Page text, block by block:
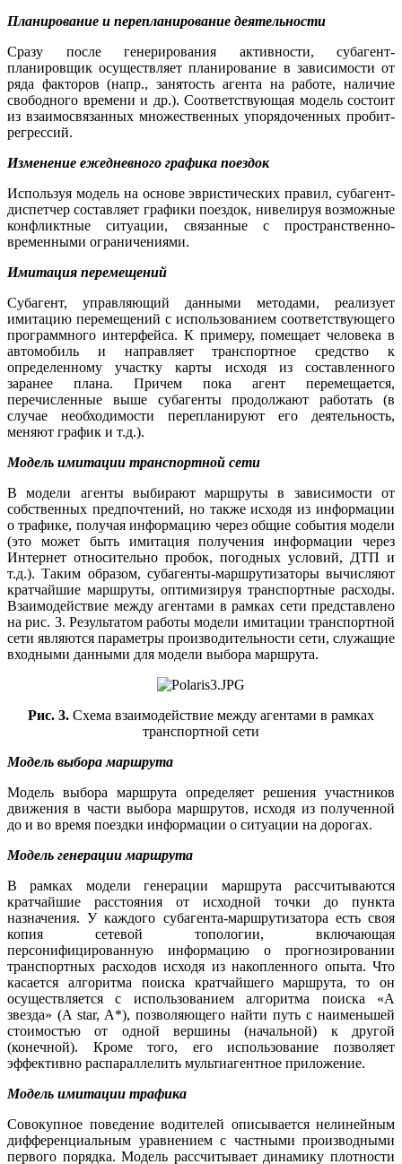
Планирование и перепланирование деятельности
Сразу после генерирования активности, субагент-
планировщик осуществляет планирование в зависимости от
ряда факторов (напр., занятость агента на работе, наличие
свободного времени и др.). Соответствующая модель состоит
из взаимосвязанных множественных упорядоченных пробит-
регрессий.
Изменение ежедневного графика поездок
Используя модель на основе эвристических правил, субагент-
диспетчер составляет графики поездок, нивелируя возможные
конфликтные ситуации, связанные с пространственно-
временными ограничениями.
Имитация перемещений
Субагент, управляющий данными методами, реализует
имитацию перемещений с использованием соответствующего
программного интерфейса. К примеру, помещает человека в
автомобиль и направляет транспортное средство к
определенному участку карты исходя из составленного
заранее плана. Причем пока агент перемещается,
перечисленные выше субагенты продолжают работать (в
случае необходимости перепланируют его деятельность,
меняют график и т.д.).
Модель имитации транспортной сети
В модели агенты выбирают маршруты в зависимости от
собственных предпочтений, но также исходя из информации
о трафике, получая информацию через общие события модели
(это может быть имитация получения информации через
Интернет относительно пробок, погодных условий, ДТП и
т.д.). Таким образом, субагенты-маршрутизаторы вычисляют
кратчайшие маршруты, оптимизируя транспортные расходы.
Взаимодействие между агентами в рамках сети представлено
на рис. 3. Результатом работы модели имитации транспортной
сети являются параметры производительности сети, служащие
входными данными для модели выбора маршрута.
Рис. 3. Схема взаимодействие между агентами в рамках
транспортной сети
Модель выбора маршрута
Модель выбора маршрута определяет решения участников
движения в части выбора маршрутов, исходя из полученной
до и во время поездки информации о ситуации на дорогах.
Модель генерации маршрута
В рамках модели генерации маршрута рассчитываются
кратчайшие расстояния от исходной точки до пункта
назначения. У каждого субагента-маршрутизатора есть своя
копия сетевой топологии, включающая
персонифицированную информацию о прогнозировании
транспортных расходов исходя из накопленного опыта. Что
касается алгоритма поиска кратчайшего маршрута, то он
осуществляется с использованием алгоритма поиска «А
звезда» (A star, A*), позволяющего найти путь с наименьшей
стоимостью от одной вершины (начальной) к другой
(конечной). Кроме того, его использование позволяет
эффективно распараллелить мультиагентное приложение.
Модель имитации трафика
Совокупное поведение водителей описывается нелинейным
дифференциальным уравнением с частными производными
первого порядка. Модель рассчитывает динамику плотности